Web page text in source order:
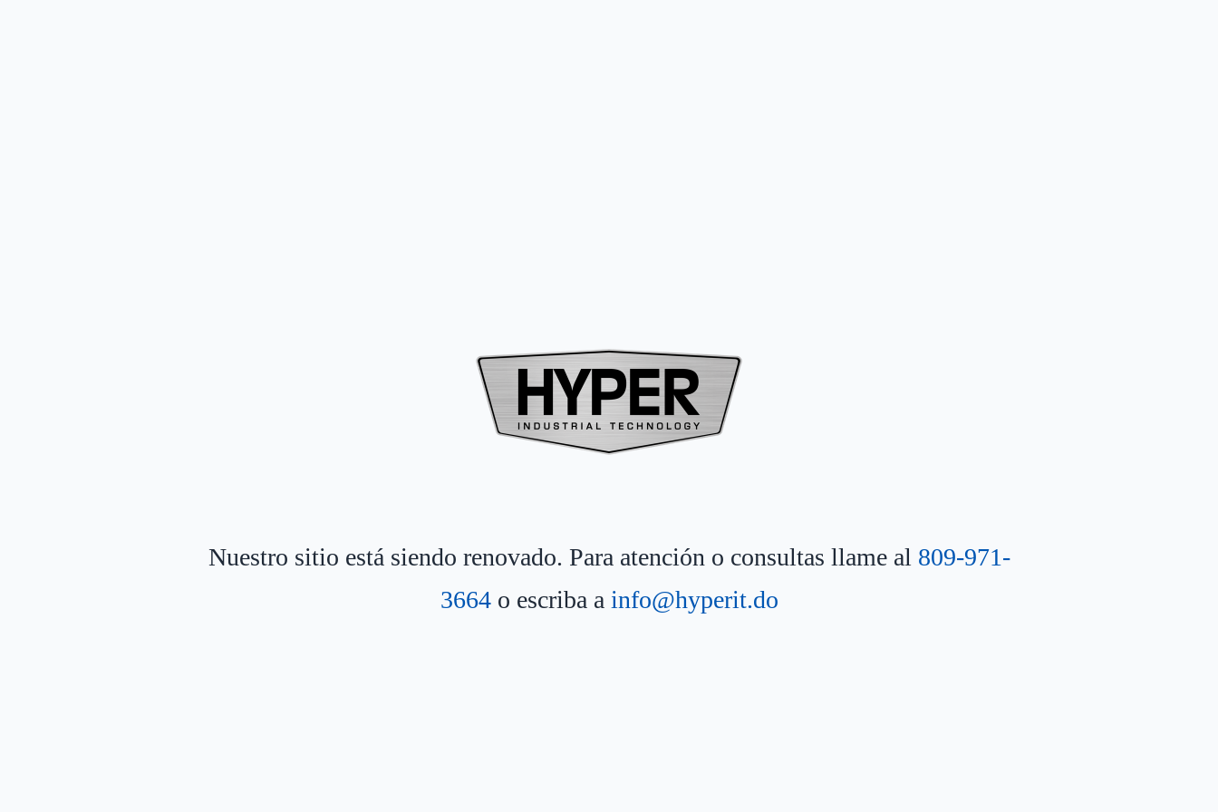
Nuestro sitio está siendo renovado. Para atención o consultas llame al 809-971-
3664o escriba a info@hyperit.do